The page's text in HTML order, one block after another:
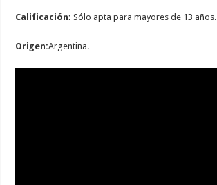
Calificación: Sólo apta para mayores de 13 años.
Origen:Argentina.